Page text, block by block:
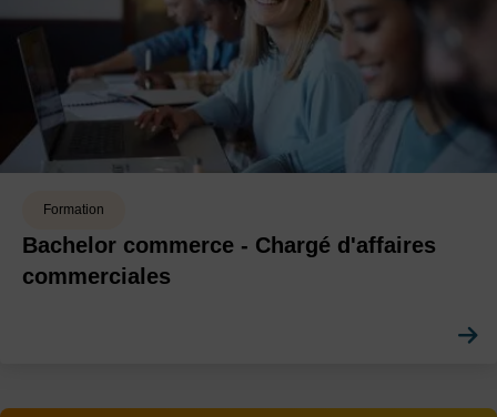
Formation
Bachelor commerce - Chargé d'affaires
commerciales